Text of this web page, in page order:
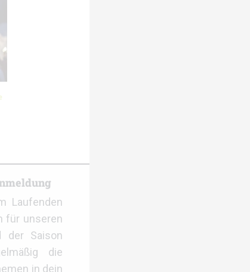
Laufenden
für unseren
der Saison
die
in dein